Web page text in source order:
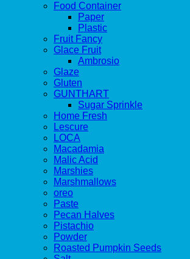
Food Container
Paper
Plastic
Fruit Fancy
Glace Fruit
Ambrosio
Glaze
Gluten
GUNTHART
Sugar Sprinkle
Home Fresh
Lescure
LOCA
Macadamia
Malic Acid
Marshies
Marshmallows
oreo
Paste
Pecan Halves
Pistachio
Powder
Roasted Pumpkin Seeds